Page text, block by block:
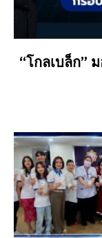
“โกลเบล็ก”